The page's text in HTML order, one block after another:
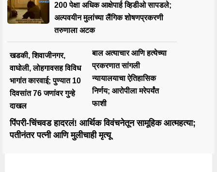
200 पेक्षा अधिक आक्षेपार्ह व्हिडीओ सापडले;
अल्पवयीन मुलांच्या लैंगिक शोषणप्रकरणी
तरुणाला अटक
खडकी, शिवाजीनगर,
वाघोली, लोहगावसह विविध
भागांत कारवाई; पुण्यात 10
दिवसांत 76 जणांवर गुन्हे
दाखल
बाल अत्याचार आणि हत्येच्या
प्रकरणात सांगली
न्यायालयाचा ऐतिहासिक
निर्णय; आरोपीला मरेपर्यंत
फाशी
पिंपरी-चिंचवड हादरलं! आर्थिक विवंचनेतून सामूहिक आत्महत्या;
पतीनंतर पत्नी आणि मुलीचाही मृत्यू